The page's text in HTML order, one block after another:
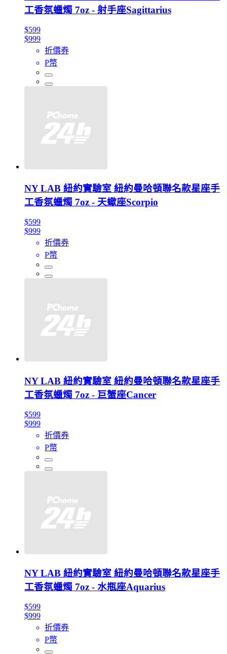
工香氛蠟燭 7oz - 射手座Sagittarius
$599
$999
折價券
P幣
NY LAB 紐約實驗室 紐約曼哈頓聯名款星座手
工香氛蠟燭 7oz - 天蠍座Scorpio
$599
$999
折價券
P幣
NY LAB 紐約實驗室 紐約曼哈頓聯名款星座手
工香氛蠟燭 7oz - 巨蟹座Cancer
$599
$999
折價券
P幣
NY LAB 紐約實驗室 紐約曼哈頓聯名款星座手
工香氛蠟燭 7oz - 水瓶座Aquarius
$599
$999
折價券
P幣